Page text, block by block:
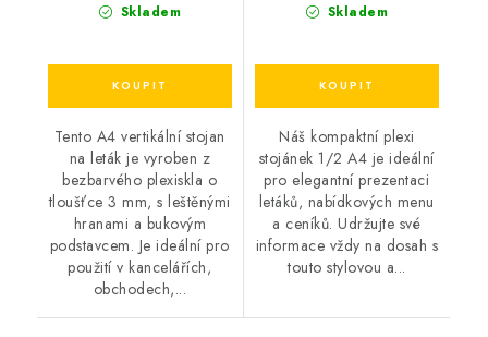
Skladem
Tento A4 vertikální stojan
na leták je vyroben z
bezbarvého plexiskla o
tloušťce 3 mm, s leštěnými
hranami a bukovým
podstavcem. Je ideální pro
použití v kancelářích,
obchodech,...
Skladem
Náš kompaktní plexi
stojánek 1/2 A4 je ideální
pro elegantní prezentaci
letáků, nabídkových menu
a ceníků. Udržujte své
informace vždy na dosah s
touto stylovou a...